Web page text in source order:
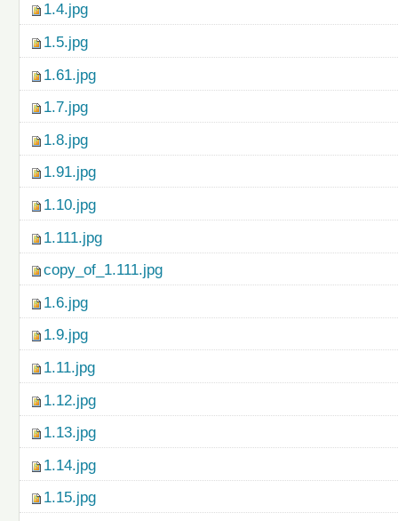
1.4.jpg
1.5.jpg
1.61.jpg
1.7.jpg
1.8.jpg
1.91.jpg
1.10.jpg
1.111.jpg
copy_of_1.111.jpg
1.6.jpg
1.9.jpg
1.11.jpg
1.12.jpg
1.13.jpg
1.14.jpg
1.15.jpg